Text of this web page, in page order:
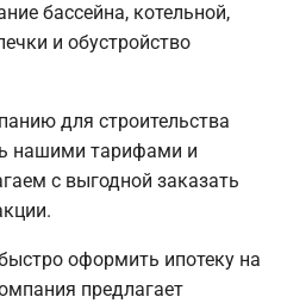
бассейна, котельной,
и обустройство
для строительства
нашими тарифами и
с выгодной заказать
оформить ипотеку на
предлагает